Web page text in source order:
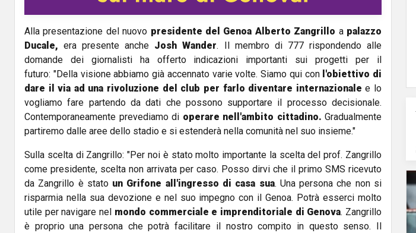
Alla presentazione del nuovo presidente del Genoa Alberto Zangrillo a palazzo
Ducale, era presente anche Josh Wander. Il membro di 777 rispondendo alle
domande dei giornalisti ha offerto indicazioni importanti sui progetti per il
futuro: "Della visione abbiamo già accennato varie volte. Siamo qui con l'obiettivo di
dare il via ad una rivoluzione del club per farlo diventare internazionale e lo
vogliamo fare partendo da dati che possono supportare il processo decisionale.
Contemporaneamente prevediamo di operare nell'ambito cittadino. Gradualmente
partiremo dalle aree dello stadio e si estenderà nella comunità nel suo insieme."
Sulla scelta di Zangrillo: "Per noi è stato molto importante la scelta del prof. Zangrillo
come presidente, scelta non arrivata per caso. Posso dirvi che il primo SMS ricevuto
da Zangrillo è stato un Grifone all'ingresso di casa sua. Una persona che non si
risparmia nella sua devozione e nel suo impegno con il Genoa. Potrà esserci molto
utile per navigare nel mondo commerciale e imprenditoriale di Genova. Zangrillo
è proprio una persona che potrà facilitare il nostro compito in questo senso. Il